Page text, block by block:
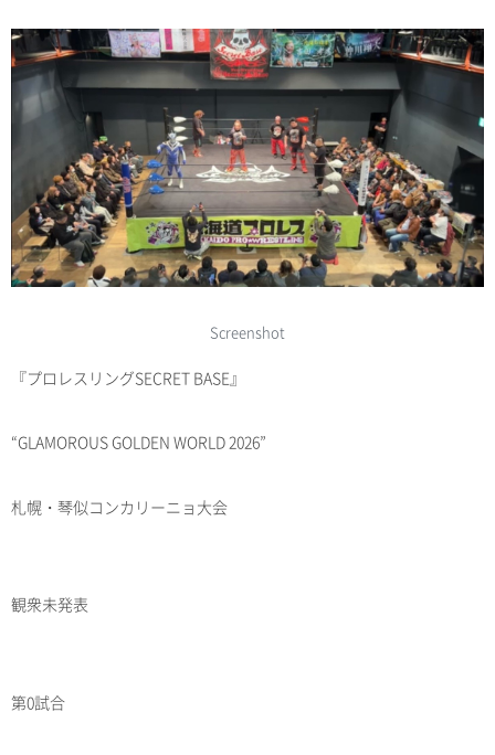
Screenshot
『プロレスリングSECRET BASE』
“GLAMOROUS GOLDEN WORLD 2026”
札幌・琴似コンカリーニョ大会
観衆未発表
第0試合